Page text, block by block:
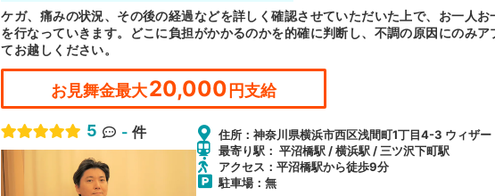
ケガ、痛みの状況、その後の経過などを詳しく確認させていただいた上で、お一人
を行なっていきます。どこに負担がかかるのかを的確に判断し、不調の原因にのみ
てお越しください。
お見舞金最大20,000 円支給
5 - 件
住所：神奈川県横浜市西区浅間町1丁目4-3 ウィザー
最寄り駅： 平沼橋駅 / 横浜駅 / 三ツ沢下町駅
アクセス：平沼橋駅から徒歩9分
駐車場：無